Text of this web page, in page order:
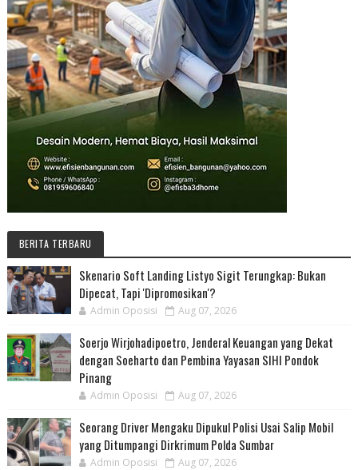
BERITA TERBARU
Skenario Soft Landing Listyo Sigit Terungkap: Bukan
Dipecat, Tapi 'Dipromosikan'?
Admin Oposisi Aug 07, 2026
Soerjo Wirjohadipoetro, Jenderal Keuangan yang Dekat
dengan Soeharto dan Pembina Yayasan SIHI Pondok
Pinang
Admin Oposisi Aug 07, 2026
Seorang Driver Mengaku Dipukul Polisi Usai Salip Mobil
yang Ditumpangi Dirkrimum Polda Sumbar
Admin Oposisi Aug 07, 2026